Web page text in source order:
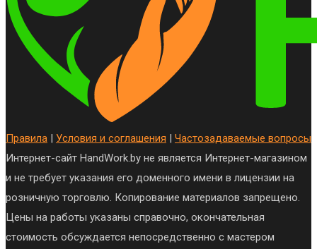
Правила | Условия и соглашения | Частозадаваемые вопросы
Интернет-сайт HandWork.by не является Интернет-магазином
и не требует указания его доменного имени в лицензии на
розничную торговлю. Копирование материалов запрещено.
Цены на работы указаны справочно, окончательная
стоимость обсуждается непосредственно с мастером